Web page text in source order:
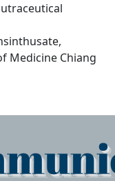
Medicine Chiang